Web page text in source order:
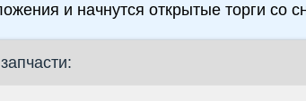
и начнутся открытые торги со